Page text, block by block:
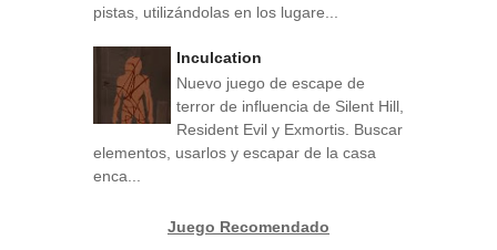
pistas, utilizándolas en los lugare...
Inculcation
Nuevo juego de escape de
terror de influencia de Silent Hill,
Resident Evil y Exmortis. Buscar
elementos, usarlos y escapar de la casa
enca...
Juego Recomendado